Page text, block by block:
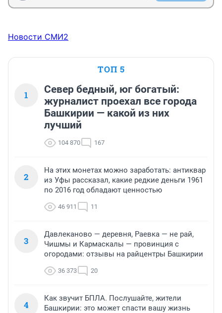
Новости СМИ2
ТОП 5
1
Север бедный, юг богатый:
журналист проехал все города
Башкирии — какой из них
лучший
104 870 167
2
На этих монетах можно заработать: антиквар
из Уфы рассказал, какие редкие деньги 1961
по 2016 год обладают ценностью
46 911 11
3
Давлеканово — деревня, Раевка — не рай,
Чишмы и Кармаскалы — провинция с
огородами: отзывы на райцентры Башкирии
36 373 20
4
Как звучит БПЛА. Послушайте, жители
Башкирии: это может спасти вашу жизнь